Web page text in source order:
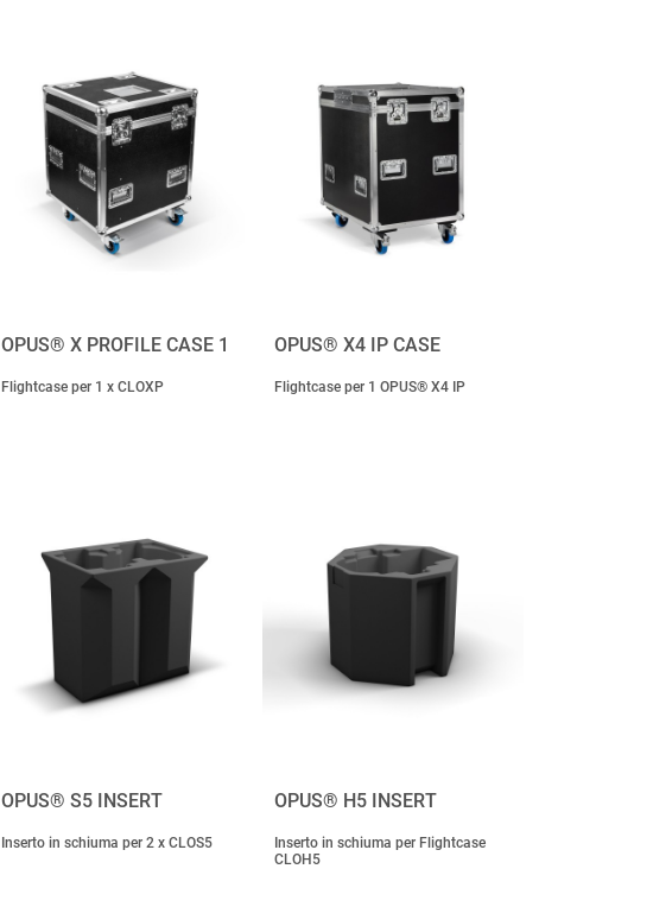
OPUS® X PROFILE CASE 1
Flightcase per 1 x CLOXP
OPUS® X4 IP CASE
Flightcase per 1 OPUS® X4 IP
OPUS® S5 INSERT
Inserto in schiuma per 2 x CLOS5
OPUS® H5 INSERT
Inserto in schiuma per Flightcase
CLOH5